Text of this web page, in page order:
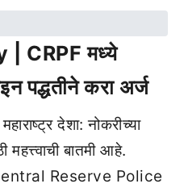
CRPF मध्ये
पद्धतीने करा अर्ज
देशा: नोकरीच्या
महत्त्वाची बातमी आहे.
Reserve Police